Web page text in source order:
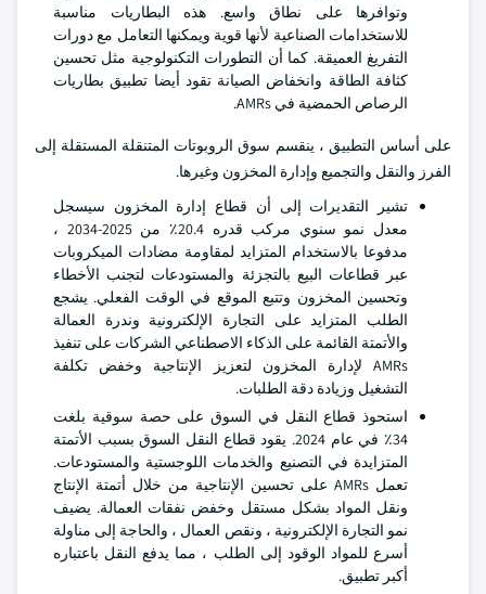
وتوافرها على نطاق واسع. هذه البطاريات مناسبة
للاستخدامات الصناعية لأنها قوية ويمكنها التعامل مع دورات
التفريغ العميقة. كما أن التطورات التكنولوجية مثل تحسين
كثافة الطاقة وانخفاض الصيانة تقود أيضا تطبيق بطاريات
الرصاص الحمضية في AMRs.
على أساس التطبيق ، ينقسم سوق الروبوتات المتنقلة المستقلة إلى
الفرز والنقل والتجميع وإدارة المخزون وغيرها.
تشير التقديرات إلى أن قطاع إدارة المخزون سيسجل
معدل نمو سنوي مركب قدره 20.4٪ من 2025-2034 ،
مدفوعا بالاستخدام المتزايد لمقاومة مضادات الميكروبات
عبر قطاعات البيع بالتجزئة والمستودعات لتجنب الأخطاء
وتحسين المخزون وتتبع الموقع في الوقت الفعلي. يشجع
الطلب المتزايد على التجارة الإلكترونية وندرة العمالة
والأتمتة القائمة على الذكاء الاصطناعي الشركات على تنفيذ
AMRs لإدارة المخزون لتعزيز الإنتاجية وخفض تكلفة
التشغيل وزيادة دقة الطلبات.
استحوذ قطاع النقل في السوق على حصة سوقية بلغت
34٪ في عام 2024. يقود قطاع النقل السوق بسبب الأتمتة
المتزايدة في التصنيع والخدمات اللوجستية والمستودعات.
تعمل AMRs على تحسين الإنتاجية من خلال أتمتة الإنتاج
ونقل المواد بشكل مستقل وخفض نفقات العمالة. يضيف
نمو التجارة الإلكترونية ، ونقص العمال ، والحاجة إلى مناولة
أسرع للمواد الوقود إلى الطلب ، مما يدفع النقل باعتباره
أكبر تطبيق.